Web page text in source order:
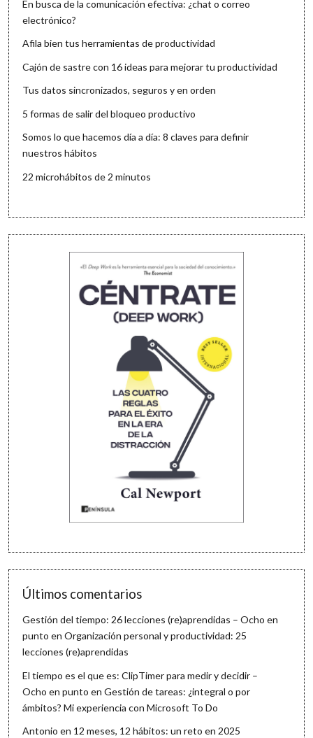
En busca de la comunicación efectiva: ¿chat o correo
electrónico?
Afila bien tus herramientas de productividad
Cajón de sastre con 16 ideas para mejorar tu productividad
Tus datos sincronizados, seguros y en orden
5 formas de salir del bloqueo productivo
Somos lo que hacemos día a día: 8 claves para definir
nuestros hábitos
22 microhábitos de 2 minutos
Últimos comentarios
Gestión del tiempo: 26 lecciones (re)aprendidas – Ocho en
punto enOrganización personal y productividad: 25
lecciones (re)aprendidas
El tiempo es el que es: ClipTimer para medir y decidir –
Ocho en punto enGestión de tareas: ¿integral o por
ámbitos? Mi experiencia con Microsoft To Do
Antonio en 12 meses, 12 hábitos: un reto en 2025